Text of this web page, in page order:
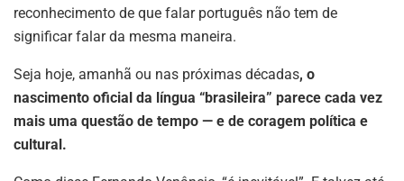
reconhecimento de que falar português não tem de
significar falar da mesma maneira.
Seja hoje, amanhã ou nas próximas décadas, o
nascimento oficial da língua “brasileira” parece cada vez
mais uma questão de tempo — e de coragem política e
cultural.